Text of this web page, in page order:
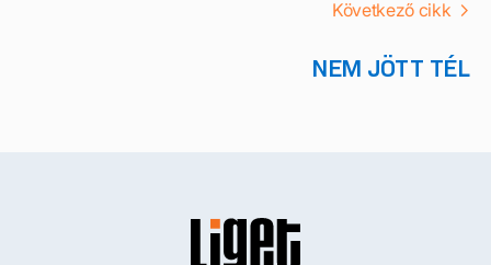
Következő cikk
NEM JÖTT TÉL